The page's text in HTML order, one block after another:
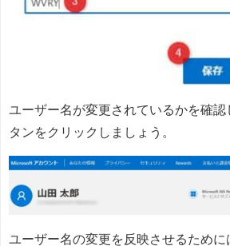
ユーザー名が変更されているかを確認
タンをクリックしましょう。
ユーザー名の変更を反映させるため